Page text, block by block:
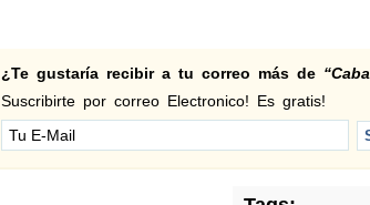
¿Te gustaría recibir a tu correo más de
Suscribirte por correo Electronico! Es gratis!